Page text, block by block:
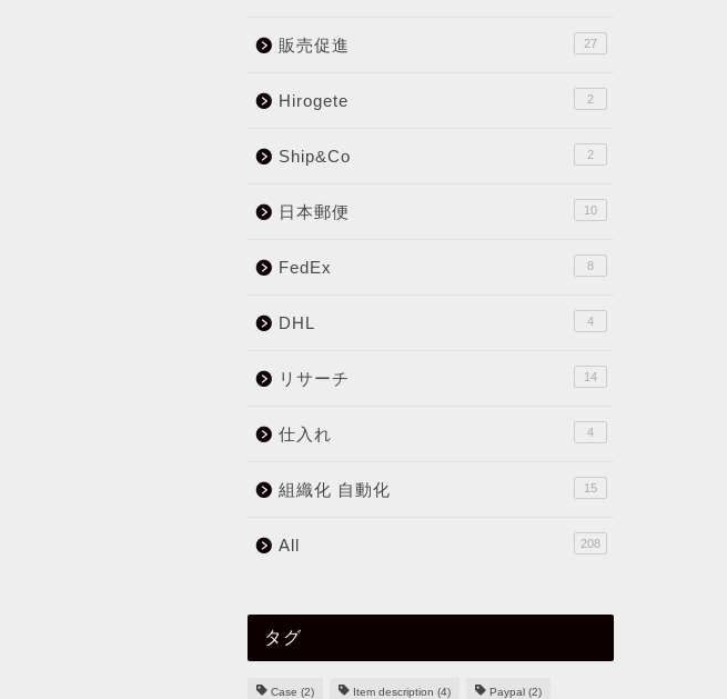
販売促進 27
Hirogete 2
Ship&Co 2
日本郵便 10
FedEx 8
DHL 4
リサーチ 14
仕入れ 4
組織化 自動化 15
All 208
タグ
Case (2) Item description (4) Paypal(2)